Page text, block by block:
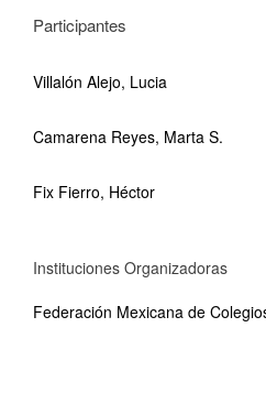
Participantes
Villalón Alejo, Lucia
Camarena Reyes, Marta S.
Fix Fierro, Héctor
Instituciones Organizadoras
Federación Mexicana de